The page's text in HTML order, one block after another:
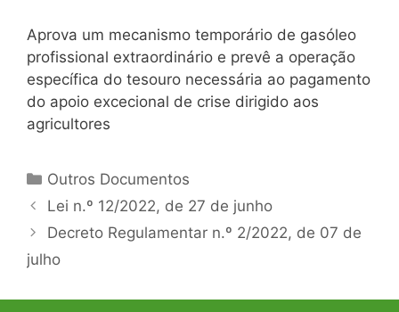
Aprova um mecanismo temporário de gasóleo
profissional extraordinário e prevê a operação
específica do tesouro necessária ao pagamento
do apoio excecional de crise dirigido aos
agricultores
Categorias
Outros Documentos
Navegação
de
Lei n.º 12/2022, de 27 de junho
Decreto Regulamentar n.º 2/2022, de 07 de
julho